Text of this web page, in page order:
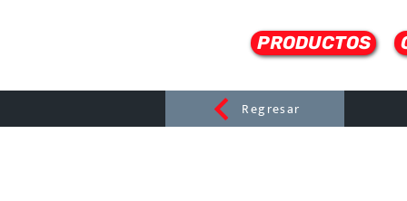
PRODUCTOS
Regresar